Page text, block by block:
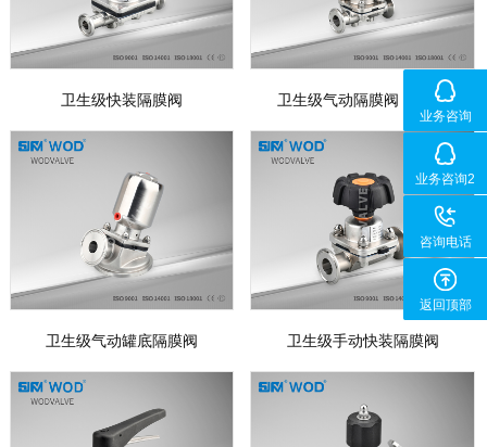
卫生级快装隔膜阀 卫生级气动隔膜阀 蘑菇头
卫生级气动罐底隔膜阀 卫生级手动快装隔膜阀
业务咨询
业务咨询2
咨询电话
返回顶部